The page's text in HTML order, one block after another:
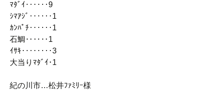
ﾏﾀﾞｲ‥‥‥9
ｼﾏｱｼﾞ‥‥‥1
ｶﾝﾊﾟﾁ‥‥‥1
石鯛‥‥‥1
ｲｻｷ‥‥‥‥3
大当りﾏﾀﾞｲ･1
紀の川市…松井ﾌｧﾐﾘｰ様